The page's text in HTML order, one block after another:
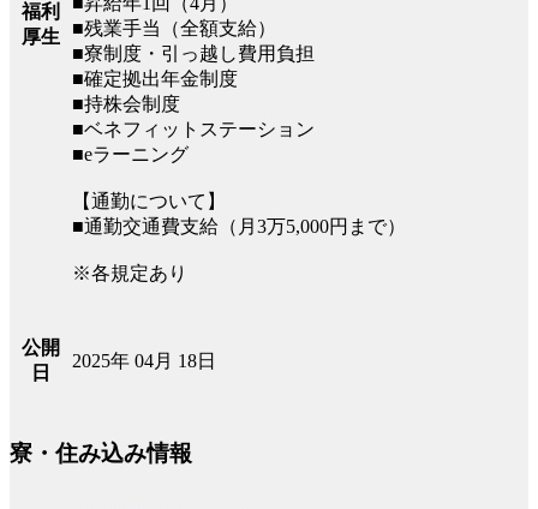
福利
厚生
■残業手当（全額支給）
■寮制度・引っ越し費用負担
■確定拠出年金制度
■持株会制度
■ベネフィットステーション
■eラーニング
【通勤について】
■通勤交通費支給（月3万5,000円まで）
※各規定あり
公開
日
2025年 04月 18日
寮・住み込み情報